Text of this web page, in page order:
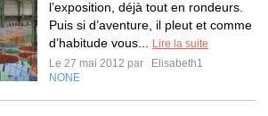
l’exposition, déjà tout en rondeurs.
Puis si d’aventure, il pleut et comme
d’habitude vous...
Lire la suite
Le 27 mai 2012 par
Elisabeth1
NONE